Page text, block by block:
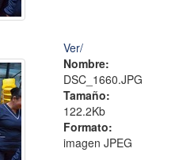
Ver/
Nombre:
DSC_1660.JPG
Tamaño:
122.2Kb
Formato:
imagen JPEG